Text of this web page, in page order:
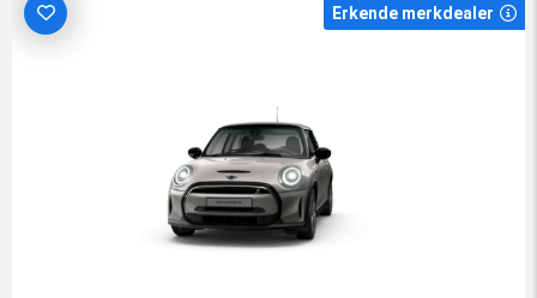
Erkende merkdealer